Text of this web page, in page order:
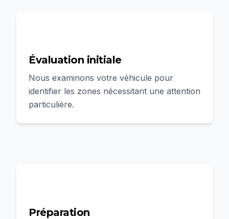
Évaluation initiale
Nous examinons votre véhicule pour
identifier les zones nécessitant une attention
particulière.
Préparation